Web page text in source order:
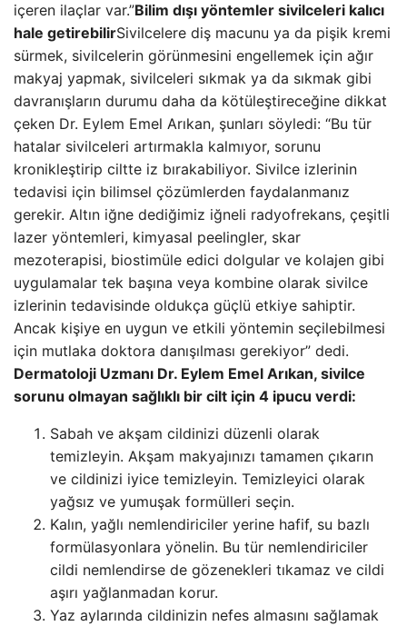
içeren ilaçlar var.”Bilim dışı yöntemler sivilceleri kalıcı
hale getirebilirSivilcelere diş macunu ya da pişik kremi
sürmek, sivilcelerin görünmesini engellemek için ağır
makyaj yapmak, sivilceleri sıkmak ya da sıkmak gibi
davranışların durumu daha da kötüleştireceğine dikkat
çeken Dr. Eylem Emel Arıkan, şunları söyledi: “Bu tür
hatalar sivilceleri artırmakla kalmıyor, sorunu
kronikleştirip ciltte iz bırakabiliyor. Sivilce izlerinin
tedavisi için bilimsel çözümlerden faydalanmanız
gerekir. Altın iğne dediğimiz iğneli radyofrekans, çeşitli
lazer yöntemleri, kimyasal peelingler, skar
mezoterapisi, biostimüle edici dolgular ve kolajen gibi
uygulamalar tek başına veya kombine olarak sivilce
izlerinin tedavisinde oldukça güçlü etkiye sahiptir.
Ancak kişiye en uygun ve etkili yöntemin seçilebilmesi
için mutlaka doktora danışılması gerekiyor” dedi.
Dermatoloji Uzmanı Dr. Eylem Emel Arıkan, sivilce
sorunu olmayan sağlıklı bir cilt için 4 ipucu verdi:
Sabah ve akşam cildinizi düzenli olarak
temizleyin. Akşam makyajınızı tamamen çıkarın
ve cildinizi iyice temizleyin. Temizleyici olarak
yağsız ve yumuşak formülleri seçin.
Kalın, yağlı nemlendiriciler yerine hafif, su bazlı
formülasyonlara yönelin. Bu tür nemlendiriciler
cildi nemlendirse de gözenekleri tıkamaz ve cildi
aşırı yağlanmadan korur.
Yaz aylarında cildinizin nefes almasını sağlamak